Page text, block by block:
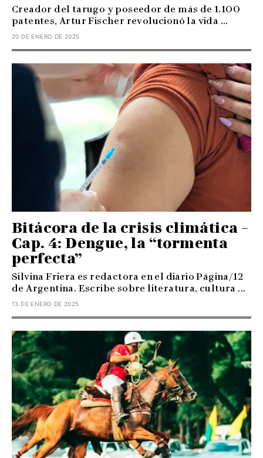
Creador del tarugo y poseedor de más de 1.100
patentes, Artur Fischer revolucionó la vida ...
20 DE ENERO DE 2025
Bitácora de la crisis climática –
Cap. 4: Dengue, la “tormenta
perfecta”
Silvina Friera es redactora en el diario Página/12
de Argentina. Escribe sobre literatura, cultura ...
13 DE ENERO DE 2025